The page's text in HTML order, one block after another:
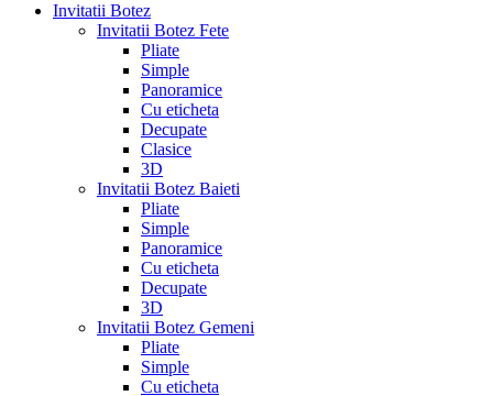
Invitatii Botez
Invitatii Botez Fete
Pliate
Simple
Panoramice
Cu eticheta
Decupate
Clasice
3D
Invitatii Botez Baieti
Pliate
Simple
Panoramice
Cu eticheta
Decupate
3D
Invitatii Botez Gemeni
Pliate
Simple
Cu eticheta